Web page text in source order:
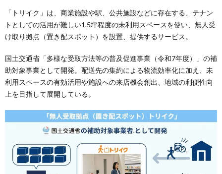
「トリイク」は、商業施設や駅、公共施設などに存在する、テナン
トとしての活用が難しい1.5坪程度の未利用スペースを使い、無人受
け取り拠点（置き配スポット）を設置、提供するサービス。
国土交通省「多様な受取方法等の普及促進事業（令和7年度）」の補
助対象事業として開発。配送先の集約による物流効率化に加え、未
利用スペースの有効活用や施設への来店機会創出、地域の利便性向
上を目指して展開している。